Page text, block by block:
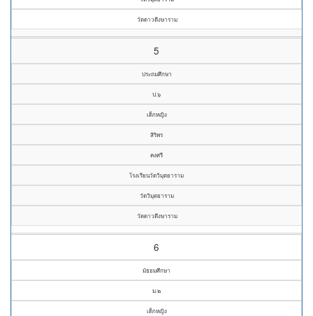
วัดดาวดึงษาราม
5
ประถมศึกษา
ป.๖
เด็กหญิง
สิริพร
คงศรี
โรงเรียนวัดวิมุตยาราม
วัดวิมุตยาราม
วัดดาวดึงษาราม
6
มัธยมศึกษา
ม.๒
เด็กหญิง